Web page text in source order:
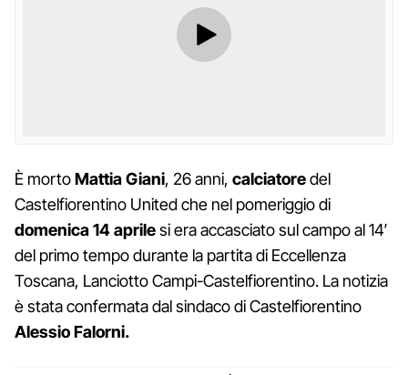
È mortoMattia Giani, 26 anni, calciatoredel
Castelfiorentino United che nel pomeriggio di
domenica 14 aprilesi era accasciato sul campo al 14′
del primo tempo durante la partita di Eccellenza
Toscana, Lanciotto Campi-Castelfiorentino. La notizia
è stata confermata dal sindaco di Castelfiorentino
Alessio Falorni.